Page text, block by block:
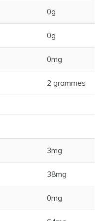
0g
0g
0mg
2 grammes
3mg
38mg
0mg